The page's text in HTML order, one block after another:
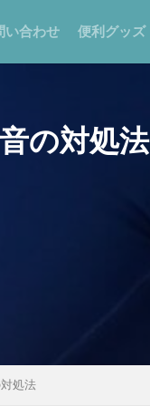
い合わせ 便利グッズ
の対処法
処法